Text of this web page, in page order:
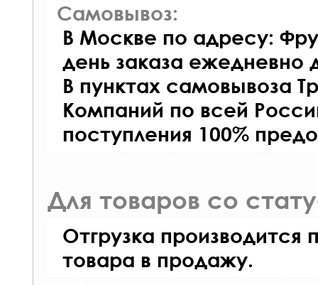
Самовывоз:
В Москве по адресу:
день заказа ежедневно
В пунктах самовывоза
Компаний по всей
поступления 100%
Для товаров со
Отгрузка производится
товара в продажу.